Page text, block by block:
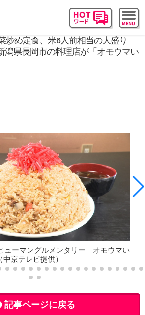
炒め定食、米6人前相当の大盛り
潟県長岡市の料理店が「オモウマい
ューマングルメンタリー オモウマい
京テレビ提供）
記事ページに戻る